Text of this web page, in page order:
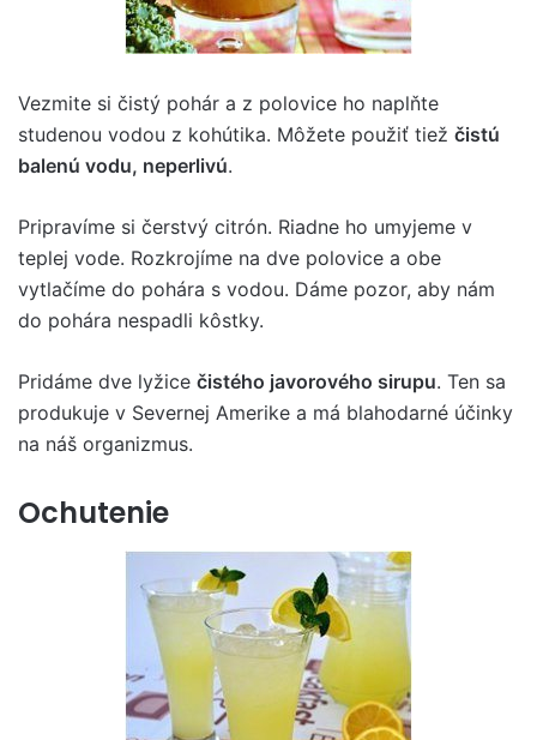
Vezmite si čistý pohár a z polovice ho naplňte
studenou vodou z kohútika. Môžete použiť tiež čistú
balenú vodu, neperlivú.
Pripravíme si čerstvý citrón. Riadne ho umyjeme v
teplej vode. Rozkrojíme na dve polovice a obe
vytlačíme do pohára s vodou. Dáme pozor, aby nám
do pohára nespadli kôstky.
Pridáme dve lyžice čistého javorového sirupu. Ten sa
produkuje v Severnej Amerike a má blahodarné účinky
na náš organizmus.
Ochutenie